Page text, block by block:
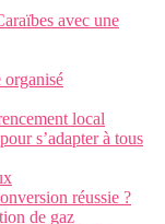
avec une
organisé
local
s’adapter à tous
réussie ?
de gaz